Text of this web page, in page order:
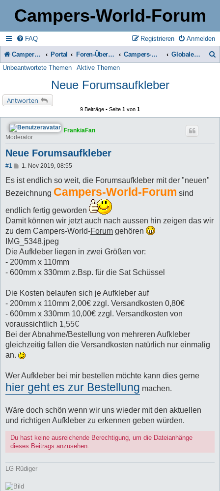
Campers-World-Forum
FAQ Anmelden
Registrieren
Campers-World-Forum Portal Foren-Übersicht Campers-World-Forum Intern Globale Bekanntmachungen
Unbeantwortete Themen Aktive Themen
Neue Forumsaufkleber
Antworten
9 Beiträge • Seite 1 von 1
FrankiaFan
Moderator
Neue Forumsaufkleber
#1
B
i
r
g
1. Nov 2019, 08:55
Es ist endlich so weit, die Forumsaufkleber mit der "neuen"
Bezeichnung Campers-World-Forum sind
endlich fertig geworden
Damit können wir jetzt auch nach aussen hin zeigen das wir
zu dem Campers-World-Forum gehören
IMG_5348.jpeg
Die Aufkleber liegen in zwei Größen vor:
- 200mm x 110mm
- 600mm x 330mm z.Bsp. für die Sat Schüssel
Die Kosten belaufen sich je Aufkleber auf
- 200mm x 110mm 2,00€ zzgl. Versandkosten 0,80€
- 600mm x 330mm 10,00€ zzgl. Versandkosten von
voraussichtlich 1,55€
Bei der Abnahme/Bestellung von mehreren Aufkleber
gleichzeitig fallen die Versandkosten natürlich nur einmalig
an.
Wer Aufkleber bei mir bestellen möchte kann dies gerne
hier geht es zur Bestellung machen.
Wäre doch schön wenn wir uns wieder mit den aktuellen
und richtigen Aufkleber zu erkennen geben würden.
Du hast keine ausreichende Berechtigung, um die Dateianhänge
dieses Beitrags anzusehen.
LG Rüdiger